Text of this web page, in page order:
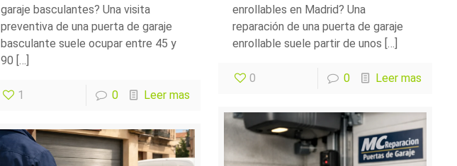
garaje basculantes? Una visita
preventiva de una puerta de garaje
basculante suele ocupar entre 45 y
90 […]
1 0 Leer mas
enrollables en Madrid? Una
reparación de una puerta de garaje
enrollable suele partir de unos […]
0 0 Leer mas